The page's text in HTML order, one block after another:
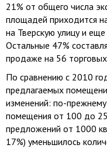
21% от общего числа
площадей приходится
на Тверскую улицу и
Остальные 47%
продаже на 56
По сравнению с 2010
предлагаемых
изменений: по-
помещения от 100 до
предложений от 1000
17%) уменьшилось